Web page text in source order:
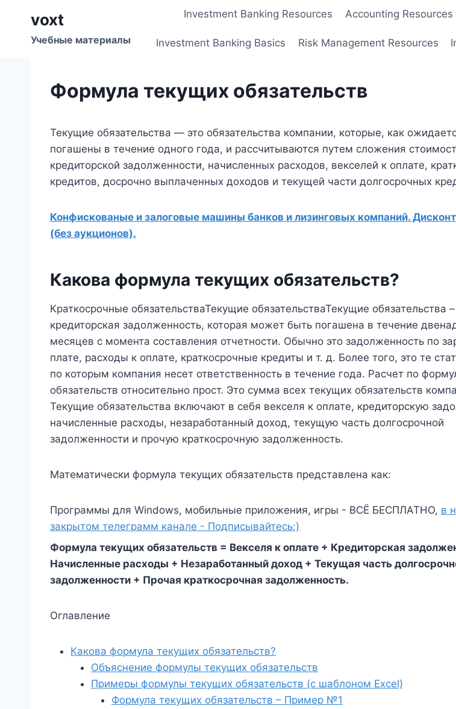
содержимому
voxt
Учебные материалы
Investment Banking Resources Accounting Resources
Investment Banking Basics Risk Management Resources
Формула текущих обязательств
Текущие обязательства — это обязательства компании, которые, как
погашены в течение одного года, и рассчитываются путем сложения
кредиторской задолженности, начисленных расходов, векселей к оплате,
кредитов, досрочно выплаченных доходов и текущей части долгосрочных
Конфискованые и залоговые машины банков и лизинговых компаний.
(без аукционов).
Какова формула текущих обязательств?
Краткосрочные обязательстваТекущие обязательстваТекущие обязательства –
кредиторская задолженность, которая может быть погашена в течение
месяцев с момента составления отчетности. Обычно это задолженность по
плате, расходы к оплате, краткосрочные кредиты и т. д. Более того, это те
по которым компания несет ответственность в течение года. Расчет по
обязательств относительно прост. Это сумма всех текущих обязательств
Текущие обязательства включают в себя векселя к оплате, кредиторскую
начисленные расходы, незаработанный доход, текущую часть долгосрочной
задолженности и прочую краткосрочную задолженность.
Математически формула текущих обязательств представлена ​​​​как:
Программы для Windows, мобильные приложения, игры - ВСЁ БЕСПЛАТНО, в
закрытом телеграмм канале - Подписывайтесь:)
Формула текущих обязательств = Векселя к оплате + Кредиторская
Начисленные расходы + Незаработанный доход + Текущая часть
задолженности + Прочая краткосрочная задолженность.
Оглавление
Какова формула текущих обязательств?
Объяснение формулы текущих обязательств
Примеры формулы текущих обязательств (с шаблоном Excel)
Формула текущих обязательств – Пример №1